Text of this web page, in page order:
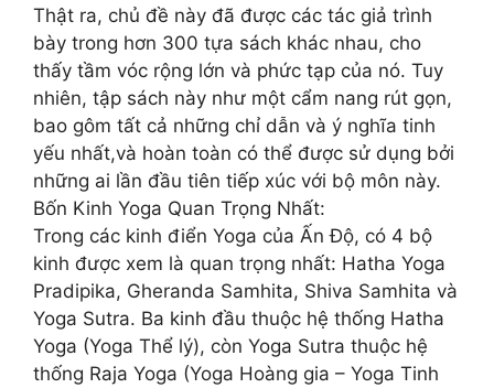
Thật ra, chủ đề này đã được các tác giả trình
bày trong hơn 300 tựa sách khác nhau, cho
thấy tầm vóc rộng lớn và phức tạp của nó. Tuy
nhiên, tập sách này như một cẩm nang rút gọn,
bao gôm tất cả những chỉ dẫn và ý nghĩa tinh
yếu nhất,và hoàn toàn có thể được sử dụng bởi
những ai lần đầu tiên tiếp xúc với bộ môn này.
Bốn Kinh Yoga Quan Trọng Nhất:
Trong các kinh điển Yoga của Ấn Độ, có 4 bộ
kinh được xem là quan trọng nhất: Hatha Yoga
Pradipika, Gheranda Samhita, Shiva Samhita và
Yoga Sutra. Ba kinh đầu thuộc hệ thống Hatha
Yoga (Yoga Thể lý), còn Yoga Sutra thuộc hệ
thống Raja Yoga (Yoga Hoàng gia – Yoga Tinh